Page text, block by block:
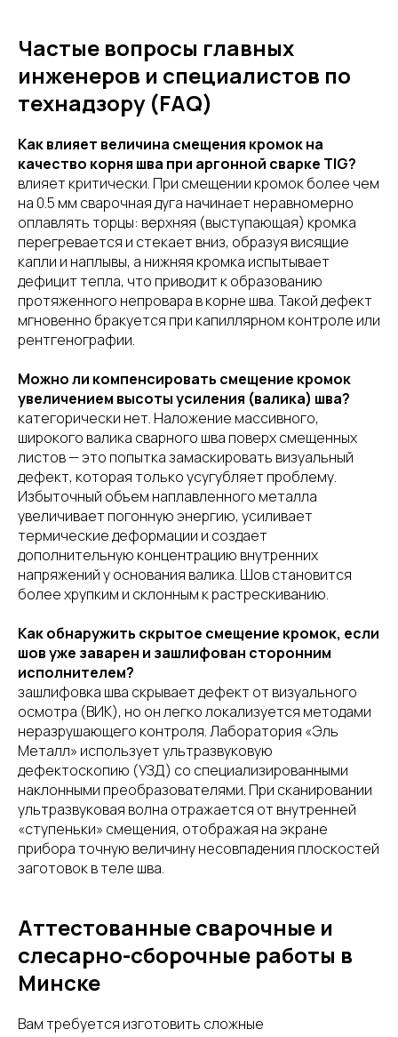
Частые вопросы главных
инженеров и специалистов по
технадзору (FAQ)
Как влияет величина смещения кромок на
качество корня шва при аргонной сварке TIG?
влияет критически. При смещении кромок более чем
на 0.5 мм сварочная дуга начинает неравномерно
оплавлять торцы: верхняя (выступающая) кромка
перегревается и стекает вниз, образуя висящие
капли и наплывы, а нижняя кромка испытывает
дефицит тепла, что приводит к образованию
протяженного непровара в корне шва. Такой дефект
мгновенно бракуется при капиллярном контроле или
рентгенографии.
Можно ли компенсировать смещение кромок
увеличением высоты усиления (валика) шва?
категорически нет. Наложение массивного,
широкого валика сварного шва поверх смещенных
листов — это попытка замаскировать визуальный
дефект, которая только усугубляет проблему.
Избыточный объем наплавленного металла
увеличивает погонную энергию, усиливает
термические деформации и создает
дополнительную концентрацию внутренних
напряжений у основания валика. Шов становится
более хрупким и склонным к растрескиванию.
Как обнаружить скрытое смещение кромок, если
шов уже заварен и зашлифован сторонним
исполнителем?
зашлифовка шва скрывает дефект от визуального
осмотра (ВИК), но он легко локализуется методами
неразрушающего контроля. Лаборатория «Эль
Металл» использует ультразвуковую
дефектоскопию (УЗД) со специализированными
наклонными преобразователями. При сканировании
ультразвуковая волна отражается от внутренней
«ступеньки» смещения, отображая на экране
прибора точную величину несовпадения плоскостей
заготовок в теле шва.
Аттестованные сварочные и
слесарно-сборочные работы в
Минске
Вам требуется изготовить сложные